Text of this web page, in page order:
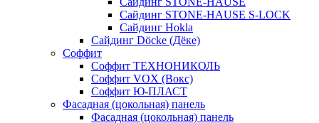
Сайдинг STONE-HAUSE S-LOCK
Сайдинг Hokla
Сайдинг Döcke (Дёке)
Соффит
Соффит ТЕХНОНИКОЛЬ
Соффит VOX (Вокс)
Соффит Ю-ПЛАСТ
Фасадная (цокольная) панель
Фасадная (цокольная) панель